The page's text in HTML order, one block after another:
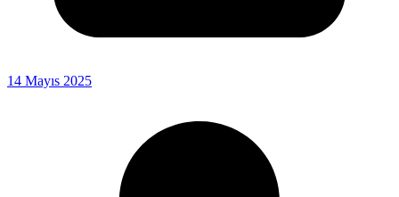
14 Mayıs 2025